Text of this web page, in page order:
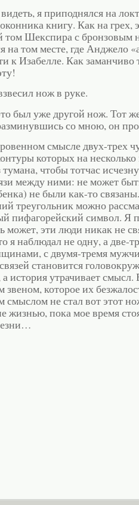
я приподнялся на
книгу. Как на грех,
том Шекспира с бронзовым
на том месте, где Анджело
к Изабелле. Как
нож в руке.
был уже другой нож. Тот
со мною, он
смысле двух-трех
которых на
чтобы тотчас
между ними: не может
не были как-то
треугольник можно
пифагорейский символ. Я
может, эти люди никак не
я наблюдал не одну, а две-
с двумя-тремя
становится
история утрачивает
которое их
смыслом не стал вот этот
жизнью, пока мое время